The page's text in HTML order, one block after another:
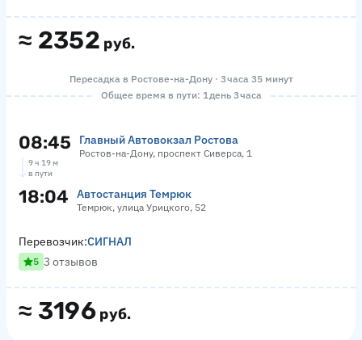
≈ 2352 руб.
Пересадка в Ростове-на-Дону · 3 часа 35 минут
Общее время в пути: 1 день 3 часа
08:45 Главный Автовокзал Ростова
Ростов-на-Дону, проспект Сиверса, 1
9 ч 19 м
в пути
18:04 Автостанция Темрюк
Темрюк, улица Урицкого, 52
≈ 3196 руб.
Перевозчик:СИГНАЛ
5 3 отзывов